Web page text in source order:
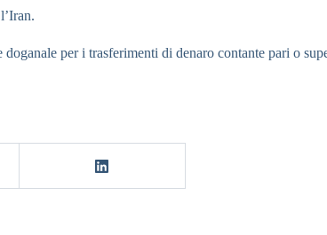
per i trasferimenti di denaro contante pari o